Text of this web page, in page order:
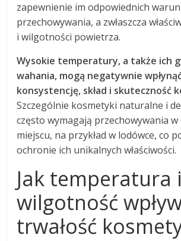
zapewnienie im odpowiednich
przechowywania, a zwłaszcza
i wilgotności powietrza.
Wysokie temperatury, a także ich
wahania, mogą negatywnie
konsystencję, skład i skuteczność
Szczególnie kosmetyki naturalne i
często wymagają przechowywania w
miejscu, na przykład w lodówce, co
ochronie ich unikalnych właściwości.
Jak temperatura i
wilgotność
trwałość